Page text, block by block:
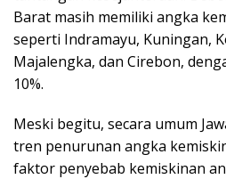
Barat masih memiliki angka
seperti Indramayu, Kuningan,
Majalengka, dan Cirebon,
10%.
Meski begitu, secara umum
tren penurunan angka
faktor penyebab kemiskinan